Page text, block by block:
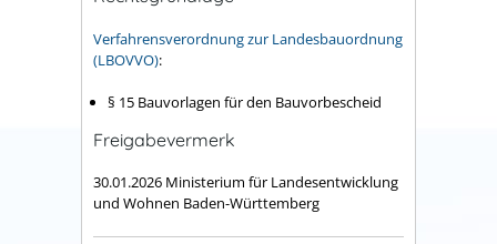
Verfahrensverordnung zur Landesbauordnung
(LBOVVO):
§ 15 Bauvorlagen für den Bauvorbescheid
Freigabevermerk
30.01.2026 Ministerium für Landesentwicklung
und Wohnen Baden-Württemberg